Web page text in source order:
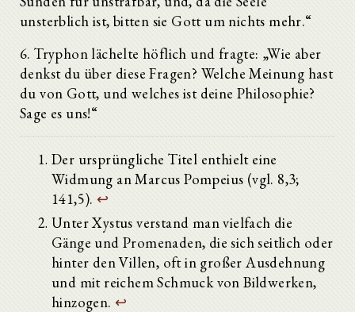
unsterblich ist, bitten sie Gott um nichts mehr.“
6. Tryphon lächelte höflich und fragte: „Wie aber
denkst du über diese Fragen? Welche Meinung hast
du von Gott, und welches ist deine Philosophie?
Sage es uns!“
Der ursprüngliche Titel enthielt eine
Widmung an Marcus Pompeius (vgl. 8,3;
141,5). ↩
Unter Xystus verstand man vielfach die
Gänge und Promenaden, die sich seitlich oder
hinter den Villen, oft in großer Ausdehnung
und mit reichem Schmuck von Bildwerken,
hinzogen. ↩